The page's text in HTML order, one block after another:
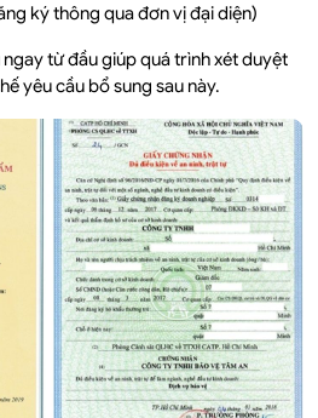
ký thông qua đơn vị đại diện)
từ đầu giúp quá trình xét duyệt
yêu cầu bổ sung sau này.